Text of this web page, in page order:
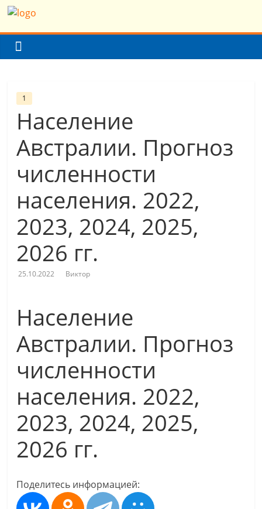
Skip
content
Население
Земли
(мира)
Население
Земли
(мира)
1
Население
Австралии. Прогноз
численности
населения. 2022,
2023, 2024, 2025,
2026 гг.
25.10.2022 Виктор
Население
Австралии. Прогноз
численности
населения. 2022,
2023, 2024, 2025,
2026 гг.
Поделитесь информацией: